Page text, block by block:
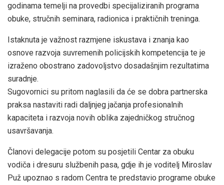
godinama temelji na provedbi specijaliziranih programa
obuke, stručnih seminara, radionica i praktičnih treninga.
Istaknuta je važnost razmjene iskustava i znanja kao
osnove razvoja suvremenih policijskih kompetencija te je
izraženo obostrano zadovoljstvo dosadašnjim rezultatima
suradnje.
Sugovornici su pritom naglasili da će se dobra partnerska
praksa nastaviti radi daljnjeg jačanja profesionalnih
kapaciteta i razvoja novih oblika zajedničkog stručnog
usavršavanja.
Članovi delegacije potom su posjetili Centar za obuku
vodiča i dresuru službenih pasa, gdje ih je voditelj Miroslav
Puž upoznao s radom Centra te predstavio programe obuke